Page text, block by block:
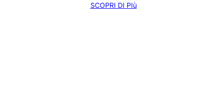
SCOPRI DI PIù